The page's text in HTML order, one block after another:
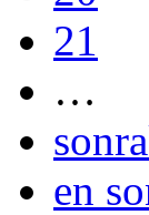
21
…
en